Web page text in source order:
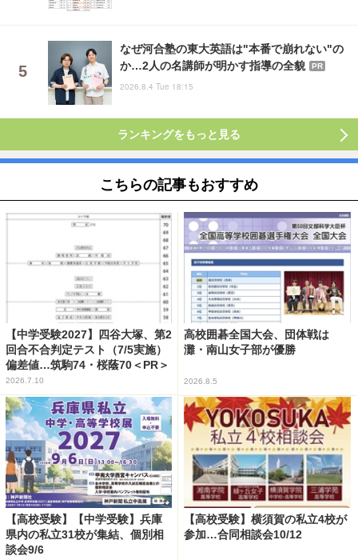
なぜ河合塾の東大英語は"本番で崩れない"の
か…2人の名講師が明かす指導の全貌
PR
2026.8.4 Tue 18:15
ランキングをもっと見る
こちらの記事もおすすめ
【中学受験2027】四谷大塚、第2
回合不合判定テスト（7/5実施）
偏差値…筑駒74・桜蔭70＜PR＞
2026.7.10
高校囲碁全国大会、団体戦は
灘・南山女子部が優勝
2026.8.5
【高校受験】【中学受験】兵庫
県内の私立31校が集結、個別相
談会9/6
【高校受験】横須賀の私立4校が
参加…合同相談会10/12